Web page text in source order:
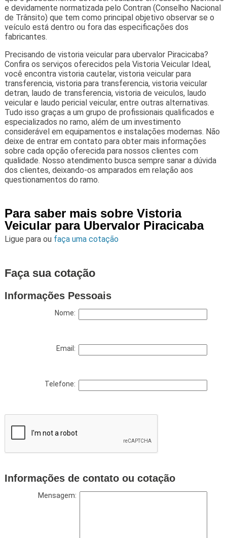
e devidamente normatizada pelo Contran (Conselho Nacional
de Trânsito) que tem como principal objetivo observar se o
veículo está dentro ou fora das especificações dos
fabricantes.
Precisando de vistoria veicular para ubervalor Piracicaba?
Confira os serviços oferecidos pela Vistoria Veicular Ideal,
você encontra vistoria cautelar, vistoria veicular para
transferencia, vistoria para transferencia, vistoria veicular
detran, laudo de transferencia, vistoria de veiculos, laudo
veicular e laudo pericial veicular, entre outras alternativas.
Tudo isso graças a um grupo de profissionais qualificados e
especializados no ramo, além de um investimento
considerável em equipamentos e instalações modernas. Não
deixe de entrar em contato para obter mais informações
sobre cada opção oferecida para nossos clientes com
qualidade. Nosso atendimento busca sempre sanar a dúvida
dos clientes, deixando-os amparados em relação aos
questionamentos do ramo.
Para saber mais sobre Vistoria
Veicular para Ubervalor Piracicaba
Ligue para ou faça uma cotação
Faça sua cotação
Informações Pessoais
Nome:
Email:
Telefone:
Informações de contato ou cotação
Mensagem: